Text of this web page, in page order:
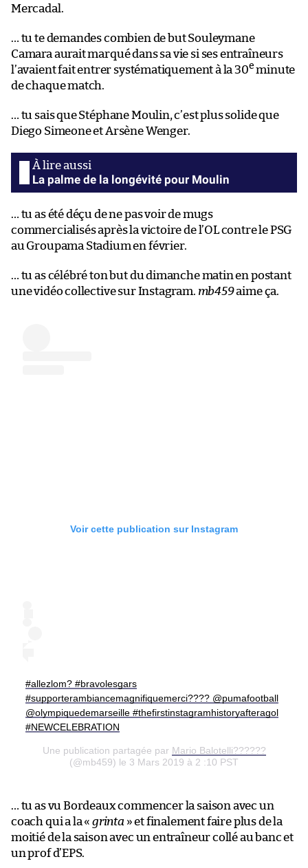
Mercadal.
… tu te demandes combien de but Souleymane
Camara aurait marqué dans sa vie si ses entraîneurs
l’avaient fait entrer systématiquement à la 30e minute
de chaque match.
… tu sais que Stéphane Moulin, c’est plus solide que
Diego Simeone et Arsène Wenger.
La palme de la longévité pour Moulin
… tu as été déçu de ne pas voir de mugs
commercialisés après la victoire de l’OL contre le PSG
au Groupama Stadium en février.
… tu as célébré ton but du dimanche matin en postant
une vidéo collective sur Instagram. mb459aime ça.
Voir cette publication sur Instagram
#allezlom? #bravolesgars
#supporterambiancemagnifiquemerci???? @pumafootball
@olympiquedemarseille #thefirstinstagramhistoryafteragol
#NEWCELEBRATION
Une publication partagée par Mario Balotelli???‍?‍??
(@mb459) le 3 Mars 2019 à 2 :10 PST
… tu as vu Bordeaux commencer la saison avec un
coach qui a la « grinta » et finalement faire plus de la
moitié de la saison avec un entraîneur collé au banc et
un prof d’EPS.